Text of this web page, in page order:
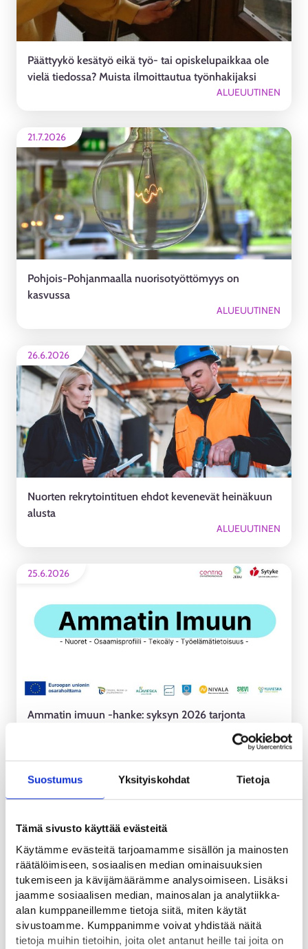
Suostumus Yksityiskohdat Tietoja
Tämä sivusto käyttää evästeitä
Käytämme evästeitä tarjoamamme sisällön ja mainosten
räätälöimiseen, sosiaalisen median ominaisuuksien
tukemiseen ja kävijämäärämme analysoimiseen. Lisäksi
jaamme sosiaalisen median, mainosalan ja analytiikka-
alan kumppaneillemme tietoja siitä, miten käytät
sivustoamme. Kumppanimme voivat yhdistää näitä
tietoja muihin tietoihin, joita olet antanut heille tai joita on
Päättyykö kesätyö eikä työ- tai opiskelupaikkaa ole
vielä tiedossa? Muista ilmoittautua työnhakijaksi
ALUEUUTINEN
21.7.2026
Pohjois-Pohjanmaalla nuorisotyöttömyys on
kasvussa
ALUEUUTINEN
26.6.2026
Nuorten rekrytointituen ehdot kevenevät heinäkuun
alusta
ALUEUUTINEN
25.6.2026
Ammatin imuun -hanke: syksyn 2026 tarjonta
ALUEUUTINEN
Pohjois-Pohjanmaalla pitkäaikaistyöttömien määrä